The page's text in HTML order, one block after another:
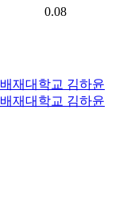
0.08
배재대학교 김하윤
배재대학교 김하윤